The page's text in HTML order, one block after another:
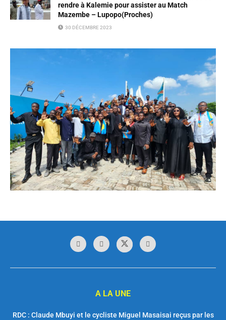
rendre à Kalemie pour assister au Match
Mazembe – Lupopo(Proches)
30 DÉCEMBRE 2023
A LA UNE
RDC : Claude Mbuyi et le cycliste Miguel Masaisai reçus par les